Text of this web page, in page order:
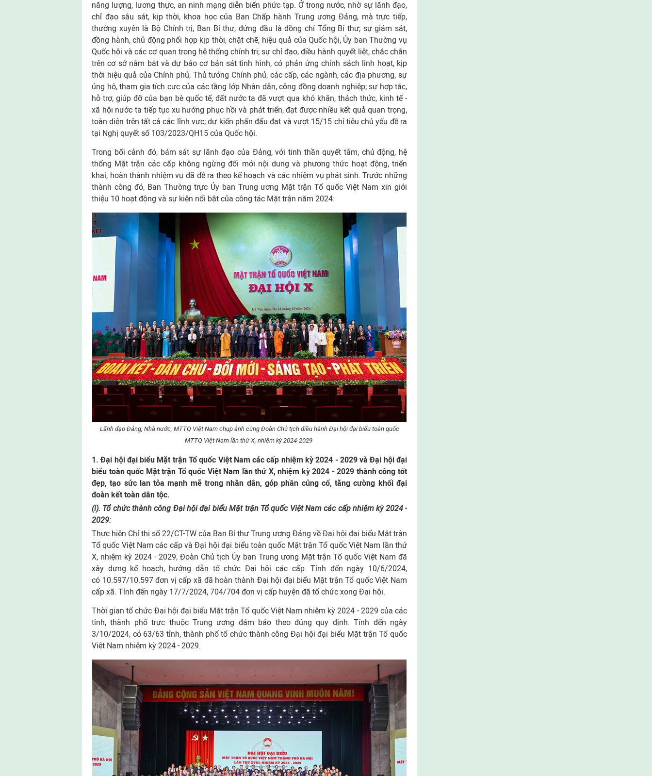
năng lượng, lương thực, an ninh mạng diễn biến phức tạp. Ở trong nước, nhờ sự lãnh đạo,
chỉ đạo sâu sát, kịp thời, khoa học của Ban Chấp hành Trung ương Đảng, mà trực tiếp,
thường xuyên là Bộ Chính trị, Ban Bí thư, đứng đầu là đồng chí Tổng Bí thư; sự giám sát,
đồng hành, chủ động phối hợp kịp thời, chặt chẽ, hiệu quả của Quốc hội, Ủy ban Thường vụ
Quốc hội và các cơ quan trong hệ thống chính trị; sự chỉ đạo, điều hành quyết liệt, chắc chắn
trên cơ sở nắm bắt và dự báo cơ bản sát tình hình, có phản ứng chính sách linh hoạt, kịp
thời hiệu quả của Chính phủ, Thủ tướng Chính phủ, các cấp, các ngành, các địa phương; sự
ủng hộ, tham gia tích cực của các tầng lớp Nhân dân, cộng đồng doanh nghiệp; sự hợp tác,
hỗ trợ, giúp đỡ của bạn bè quốc tế, đất nước ta đã vượt qua khó khăn, thách thức, kinh tế -
xã hội nước ta tiếp tục xu hướng phục hồi và phát triển, đạt được nhiều kết quả quan trọng,
toàn diện trên tất cả các lĩnh vực; dự kiến phấn đấu đạt và vượt 15/15 chỉ tiêu chủ yếu đề ra
tại Nghị quyết số 103/2023/QH15 của Quốc hội.
Trong bối cảnh đó, bám sát sự lãnh đạo của Đảng, với tinh thần quyết tâm, chủ động, hệ
thống Mặt trận các cấp không ngừng đổi mới nội dung và phương thức hoạt động, triển
khai, hoàn thành nhiệm vụ đã đề ra theo kế hoạch và các nhiệm vụ phát sinh. Trước những
thành công đó, Ban Thường trực Ủy ban Trung ương Mặt trận Tổ quốc Việt Nam xin giới
thiệu 10 hoạt động và sự kiện nổi bật của công tác Mặt trận năm 2024:
Lãnh đạo Đảng, Nhà nước, MTTQ Việt Nam chụp ảnh cùng Đoàn Chủ tịch điều hành Đại hội đại biểu toàn quốc
MTTQ Việt Nam lần thứ X, nhiệm kỳ 2024-2029
1.Đại hội đại biểu Mặt trận Tổ quốc Việt Nam các cấp nhiệm kỳ 2024 - 2029 và Đại hội đại
biểu toàn quốc Mặt trận Tổ quốc Việt Nam lần thứ X, nhiệm kỳ 2024 - 2029 thành công tốt
đẹp, tạo sức lan tỏa mạnh mẽ trong nhân dân, góp phần củng cố, tăng cường khối đại
đoàn kết toàn dân tộc.
(i). Tổ chức thành công Đại hội đại biểu Mặt trận Tổ quốc Việt Nam các cấp nhiệm kỳ 2024 -
2029:
Thực hiện Chỉ thị số 22/CT-TW của Ban Bí thư Trung ương Đảng về Đại hội đại biểu Mặt trận
Tổ quốc Việt Nam các cấp và Đại hội đại biểu toàn quốc Mặt trận Tổ quốc Việt Nam lần thứ
X, nhiệm kỳ 2024 - 2029, Đoàn Chủ tịch Ủy ban Trung ương Mặt trận Tổ quốc Việt Nam đã
xây dựng kế hoạch, hướng dẫn tổ chức Đại hội các cấp. Tính đến ngày 10/6/2024,
có 10.597/10.597 đơn vị cấp xã đã hoàn thành Đại hội đại biểu Mặt trận Tổ quốc Việt Nam
cấp xã. Tính đến ngày 17/7/2024, 704/704 đơn vị cấp huyện đã tổ chức xong Đại hội.
Thời gian tổ chức Đại hội đại biểu Mặt trận Tổ quốc Việt Nam nhiệm kỳ 2024 - 2029 của các
tỉnh, thành phố trực thuộc Trung ương đảm bảo theo đúng quy định. Tính đến ngày
3/10/2024, có 63/63 tỉnh, thành phố tổ chức thành công Đại hội đại biểu Mặt trận Tổ quốc
Việt Nam nhiệm kỳ 2024 - 2029.